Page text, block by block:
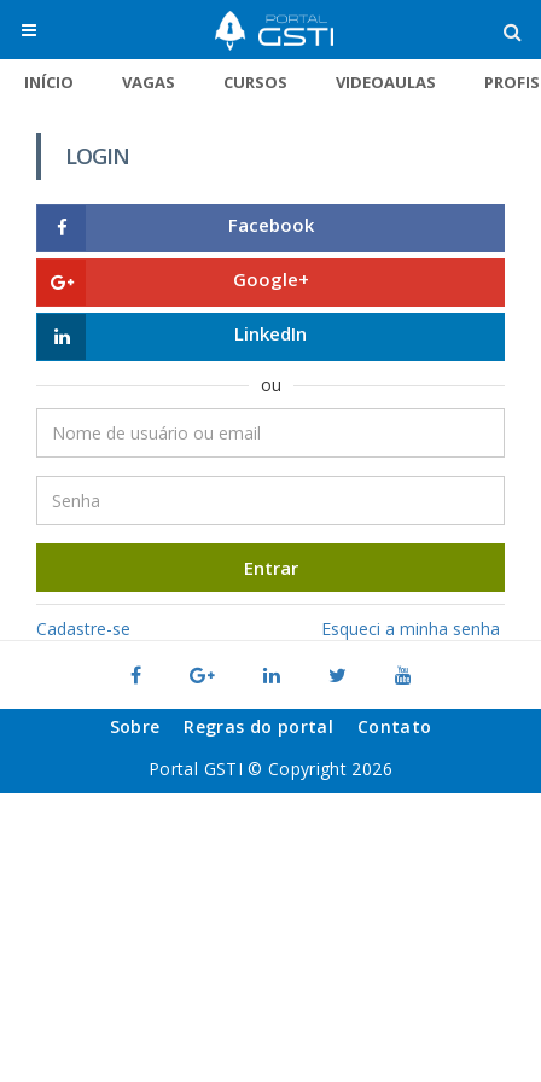
INÍCIO VAGAS CURSOS VIDEOAULAS
LOGIN
Facebook
Google+
LinkedIn
ou
Entrar
Cadastre-se Esqueci a minha senha
Sobre Regras do portal
Contato
Portal GSTI © Copyright 2026